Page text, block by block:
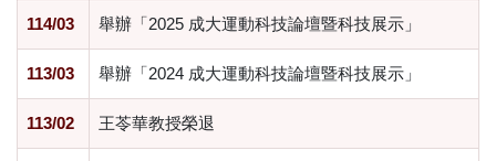
114/03 舉辦「2025 成大運動科技論壇暨科技展示」
113/03 舉辦「2024 成大運動科技論壇暨科技展示」
113/02 王苓華教授榮退